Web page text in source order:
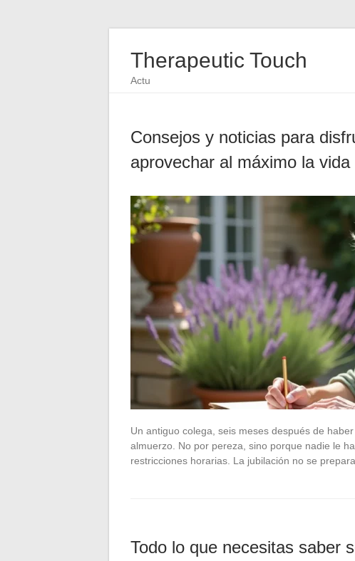
Therapeutic Touch
Actu
Consejos y noticias para
aprovechar al máximo la vida
Un antiguo colega, seis meses después de
almuerzo. No por pereza, sino porque nadie le
restricciones horarias. La jubilación no se
Todo lo que necesitas saber